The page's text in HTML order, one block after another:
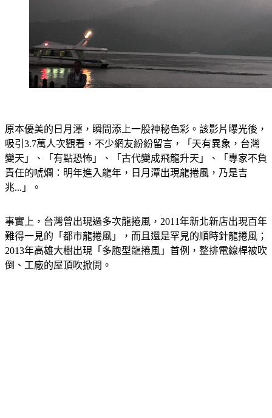
吸引3.7萬人次觀看，不少網友紛紛留言，「天有異象，台灣
變天」、「有點恐怖」、「古代變成飛龍升天」、「專家不負
責任的唬爛：明年進入龍年，日月潭出現龍捲風，乃是吉
兆...」。
難得一見的「都市龍捲風」，而且還是罕見的順時針龍捲風；
2013年高雄大樹出現「多胞型龍捲風」首例，整排電線桿被吹
倒、工廠的屋頂吹掀開。